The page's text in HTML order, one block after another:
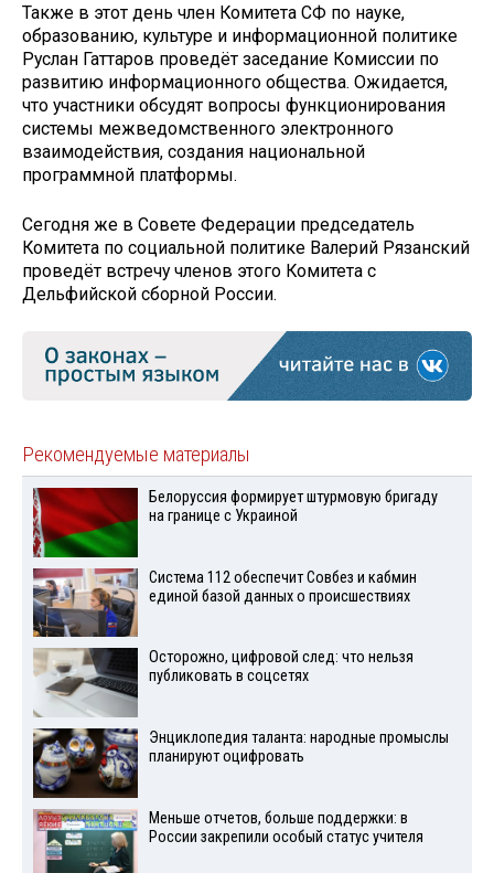
Также в этот день член Комитета СФ по науке,
образованию, культуре и информационной политике
Руслан Гаттаров проведёт заседание Комиссии по
развитию информационного общества. Ожидается,
что участники обсудят вопросы функционирования
системы межведомственного электронного
взаимодействия, создания национальной
программной платформы.
Сегодня же в Совете Федерации председатель
Комитета по социальной политике Валерий Рязанский
проведёт встречу членов этого Комитета с
Дельфийской сборной России.
Рекомендуемые материалы
Белоруссия формирует штурмовую бригаду
на границе с Украиной
Система 112 обеспечит Совбез и кабмин
единой базой данных о происшествиях
Осторожно, цифровой след: что нельзя
публиковать в соцсетях
Энциклопедия таланта: народные промыслы
планируют оцифровать
Меньше отчетов, больше поддержки: в
России закрепили особый статус учителя